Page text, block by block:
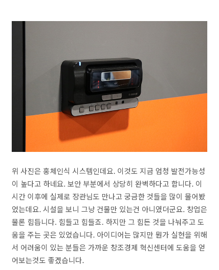
위 사진은 홍체인식 시스템인데요. 이것도 지금 엄청 발전가능성
이 높다고 하네요. 보안 부분에서 상당히 완벽하다고 합니다. 이
시간 이후에 실제로 장관님도 만나고 궁금한 것들을 많이 물어봤
었는데요. 시설을 보니 그냥 건물만 있는건 아니였더군요. 창업은
물론 힘듭니다. 힘들고 힘들죠. 하지만 그 힘든 것을 나눠주고 도
움을 주는 곳은 있었습니다. 아이디어는 많지만 뭔가 실현을 위해
서 어려움이 있는 분들은 가까운 창조경제 혁신센터에 도움을 얻
어보는것도 좋겠습니다.